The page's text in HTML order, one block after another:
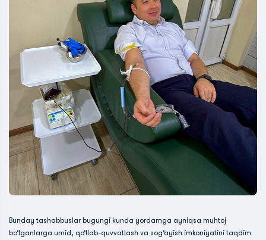
Bunday tashabbuslar bugungi kunda yordamga ayniqsa muhtoj
bo‘lganlarga umid, qo‘llab-quvvatlash va sog‘ayish imkoniyatini taqdim